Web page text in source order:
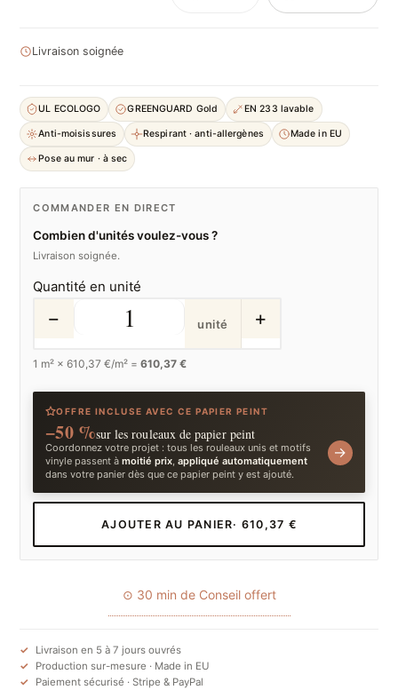
Livraison soignée
UL ECOLOGO GREENGUARD Gold EN 233 lavable
Anti-moisissures Respirant · anti-allergènes Made in EU
Pose au mur · à sec
COMMANDER EN DIRECT
Combien d'unités voulez-vous ?
Livraison soignée.
Quantité en unité
− unité +
1 m² ×610,37 €/m² =610,37 €
OFFRE INCLUSE AVEC CE PAPIER PEINT
−50 %sur les rouleaux de papier peint
Coordonnez votre projet : tous les rouleaux unis et motifs
vinyle passent àmoitié prix,appliqué automatiquement
dans votre panier dès que ce papier peint y est ajouté.
→
AJOUTER AU PANIER· 610,37 €
⊙ 30 min de Conseil offert
Livraison en 5 à 7 jours ouvrés
Production sur-mesure · Made in EU
Paiement sécurisé · Stripe & PayPal